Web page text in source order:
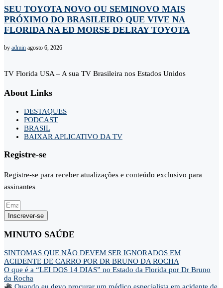
SEU TOYOTA NOVO OU SEMINOVO MAIS
PRÓXIMO DO BRASILEIRO QUE VIVE NA
FLORIDA NA ED MORSE DELRAY TOYOTA
by admin agosto 6, 2026
TV Florida USA – A sua TV Brasileira nos Estados Unidos
About Links
DESTAQUES
PODCAST
BRASIL
BAIXAR APLICATIVO DA TV
Registre-se
Registre-se para receber atualizações e conteúdo exclusivo para
assinantes
Inscrever-se
MINUTO SAÚDE
SINTOMAS QUE NÃO DEVEM SER IGNORADOS EM
ACIDENTE DE CARRO POR DR BRUNO DA ROCHA
O que é a “LEI DOS 14 DIAS” no Estado da Florida por Dr Bruno
da Rocha